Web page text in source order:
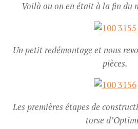
Voilà ou on en était à la fin du
Un petit redémontage et nous
pièces.
Les premières étapes de
torse